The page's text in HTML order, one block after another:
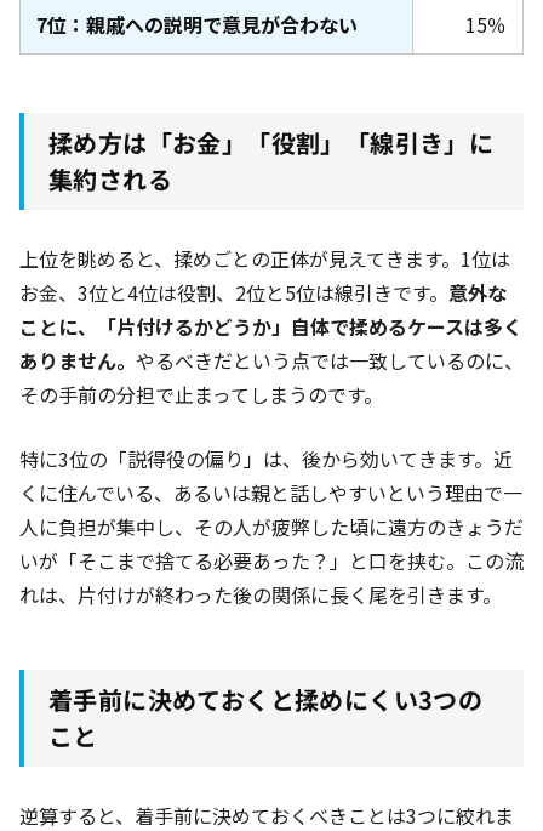
7位：親戚への説明で意見が合わない 15％
揉め方は「お金」「役割」「線引き」に
集約される
上位を眺めると、揉めごとの正体が見えてきます。1位は
お金、3位と4位は役割、2位と5位は線引きです。 意外な
ことに、「片付けるかどうか」自体で揉めるケースは多く
ありません。 やるべきだという点では一致しているのに、
その手前の分担で止まってしまうのです。
特に3位の「説得役の偏り」は、後から効いてきます。近
くに住んでいる、あるいは親と話しやすいという理由で一
人に負担が集中し、その人が疲弊した頃に遠方のきょうだ
いが「そこまで捨てる必要あった？」と口を挟む。この流
れは、片付けが終わった後の関係に長く尾を引きます。
着手前に決めておくと揉めにくい3つの
こと
逆算すると、着手前に決めておくべきことは3つに絞れま